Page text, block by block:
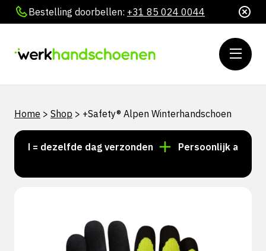
Bestelling doorbellen: +31 85 024 0044
Home > Shop > +Safety® Alpen Winterhandschoen
= dezelfde dag verzonden Persoonlijk advies?